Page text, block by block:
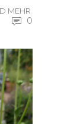
MEHR
0